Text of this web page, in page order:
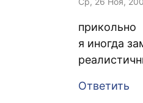
прикольно
я иногда
Ответить